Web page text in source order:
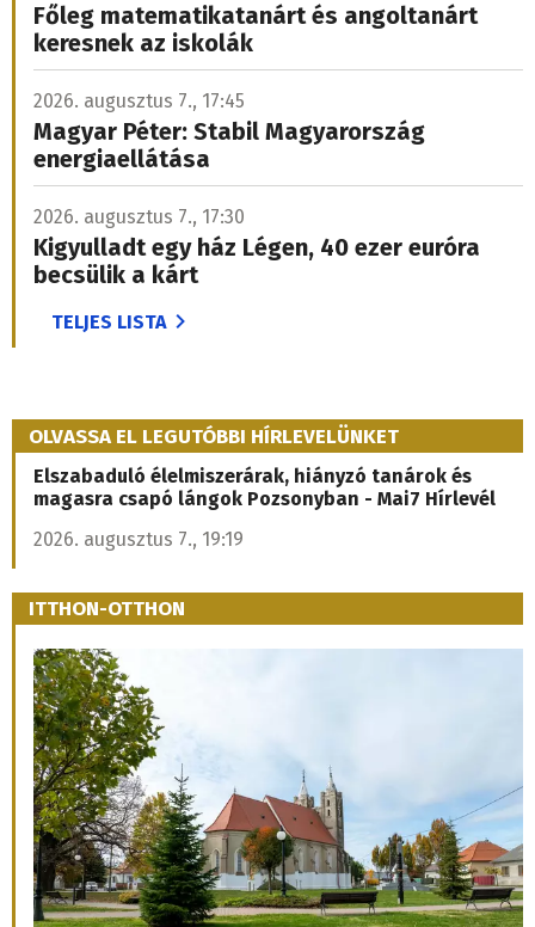
Főleg matematikatanárt és angoltanárt
keresnek az iskolák
2026. augusztus 7., 17:45
Magyar Péter: Stabil Magyarország
energiaellátása
2026. augusztus 7., 17:30
Kigyulladt egy ház Légen, 40 ezer euróra
becsülik a kárt
TELJES LISTA
OLVASSA EL LEGUTÓBBI HÍRLEVELÜNKET
Elszabaduló élelmiszerárak, hiányzó tanárok és
magasra csapó lángok Pozsonyban - Mai7 Hírlevél
2026. augusztus 7., 19:19
ITTHON-OTTHON